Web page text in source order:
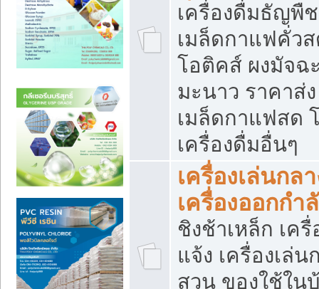
เครื่องดื่มธัญพื
เมล็ดกาแฟคั่ว
โอติคส์ ผงมัจฉ
มะนาว ราคาส่
เมล็ดกาแฟสด
เครื่องดื่มอื่นๆ
เครื่องเล่นกล
เครื่องออกกำ
ชิงช้าเหล็ก เค
แจ้ง เครื่องเล่น
สวน ของใช้ใน